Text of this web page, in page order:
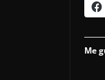
Me